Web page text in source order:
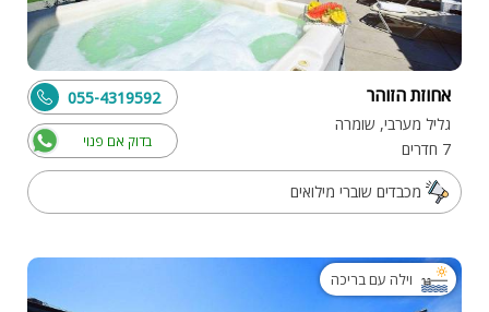
אחוזת הזוהר
גליל מערבי, שומרה
7 חדרים
בדוק אם פנוי
055-4319592
מכבדים שוברי מילואים
וילה עם בריכה